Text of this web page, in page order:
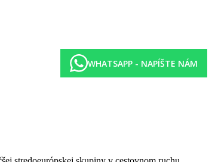
varnou kanvicou (prípadne za poplatok),
so sprchou.
varnou kanvicou (prípadne za poplatok),
WHATSAPP - NAPÍŠTE NÁM